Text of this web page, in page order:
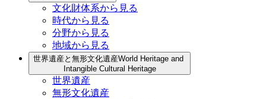
文化財体系から見る
時代から見る
分野から見る
地域から見る
世界遺産と無形文化遺産World Heritage and
Intangible Cultural Heritage
世界遺産
無形文化遺産